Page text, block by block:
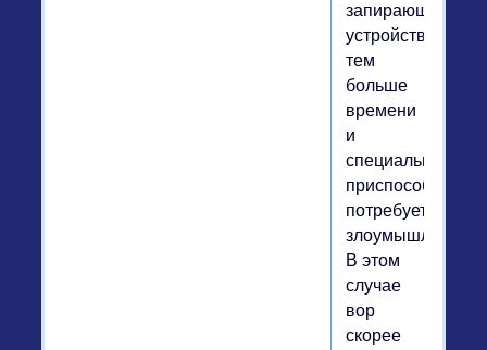
запирающее
устройство,
тем
больше
времени
и
специальных
приспособлений
потребуется
В этом
случае
вор
скорее